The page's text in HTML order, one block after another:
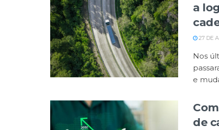
a
27 DE
Nos
e
de